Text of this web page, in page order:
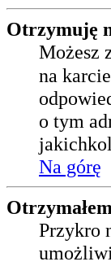
Otrzymuję
Możesz
na karcie
o tym
Na górę
Przykro